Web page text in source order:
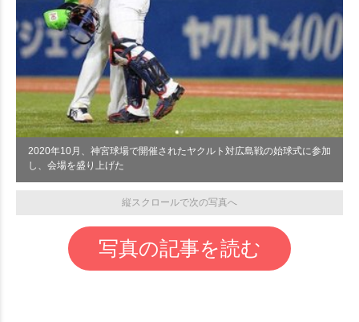
2020年10月、神宮球場で開催されたヤクルト対広島戦の始球式に参加
し、会場を盛り上げた
縦スクロールで次の写真へ
写真の記事を読む